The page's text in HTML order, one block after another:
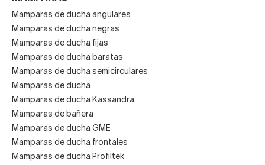
Mamparas de ducha angulares
Mamparas de ducha negras
Mamparas de ducha fijas
Mamparas de ducha baratas
Mamparas de ducha semicirculares
Mamparas de ducha
Mamparas de ducha Kassandra
Mamparas de bañera
Mamparas de ducha GME
Mamparas de ducha frontales
Mamparas de ducha Profiltek